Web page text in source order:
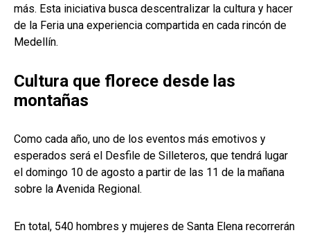
más. Esta iniciativa busca descentralizar la cultura y hacer
de la Feria una experiencia compartida en cada rincón de
Medellín.
Cultura que florece desde las
montañas
Como cada año, uno de los eventos más emotivos y
esperados será el Desfile de Silleteros, que tendrá lugar
el domingo 10 de agosto a partir de las 11 de la mañana
sobre la Avenida Regional.
En total, 540 hombres y mujeres de Santa Elena recorrerán